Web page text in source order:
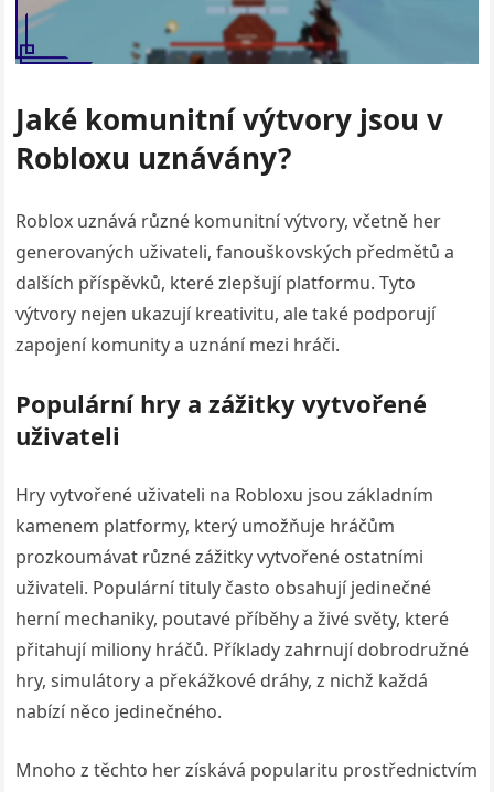
Jaké komunitní výtvory jsou v
Robloxu uznávány?
Roblox uznává různé komunitní výtvory, včetně her
generovaných uživateli, fanouškovských předmětů a
dalších příspěvků, které zlepšují platformu. Tyto
výtvory nejen ukazují kreativitu, ale také podporují
zapojení komunity a uznání mezi hráči.
Populární hry a zážitky vytvořené
uživateli
Hry vytvořené uživateli na Robloxu jsou základním
kamenem platformy, který umožňuje hráčům
prozkoumávat různé zážitky vytvořené ostatními
uživateli. Populární tituly často obsahují jedinečné
herní mechaniky, poutavé příběhy a živé světy, které
přitahují miliony hráčů. Příklady zahrnují dobrodružné
hry, simulátory a překážkové dráhy, z nichž každá
nabízí něco jedinečného.
Mnoho z těchto her získává popularitu prostřednictvím